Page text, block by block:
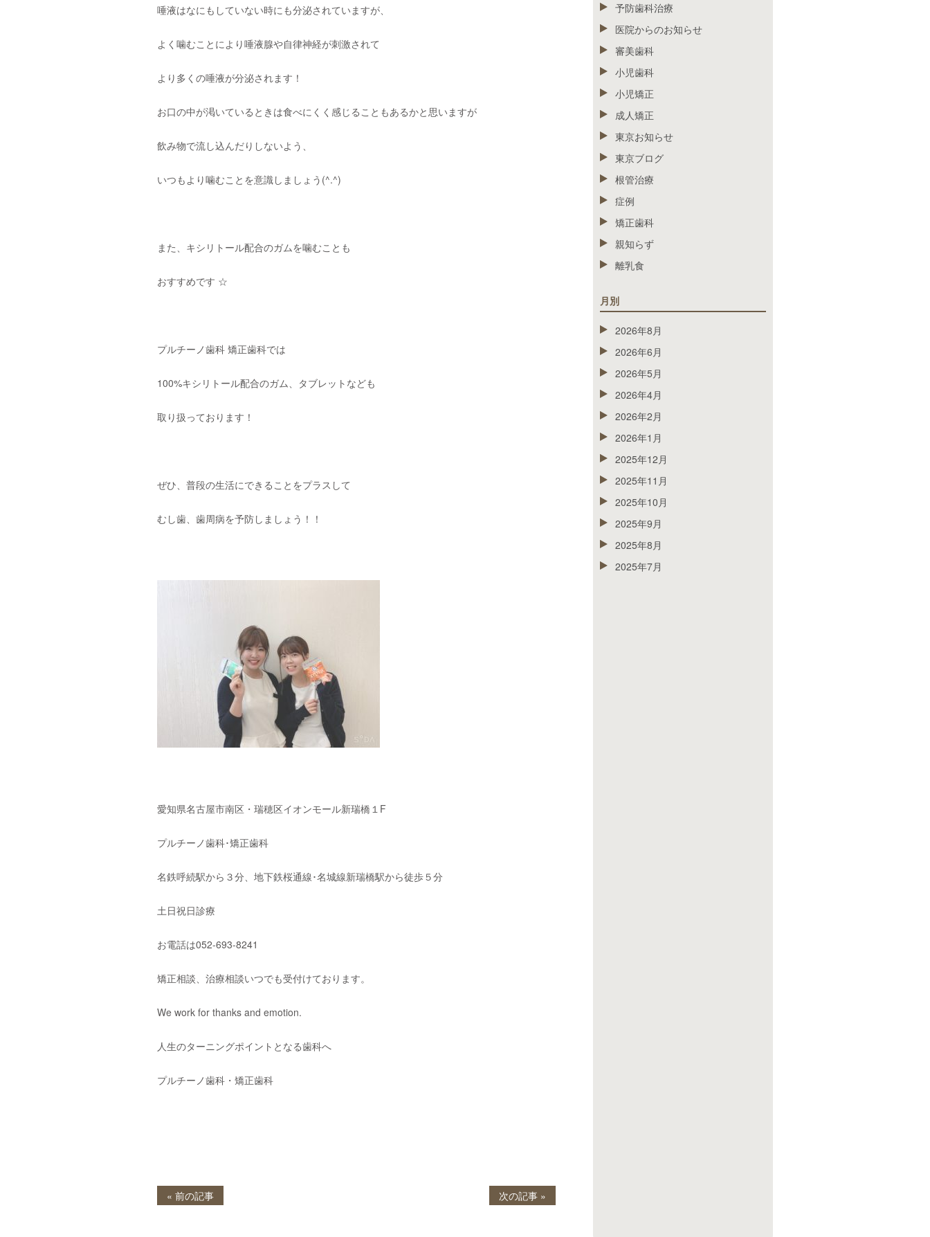
唾液はなにもしていない時にも分泌されていますが、
よく噛むことにより唾液腺や自律神経が刺激されて
より多くの唾液が分泌されます！
お口の中が渇いているときは食べにくく感じることもあるかと思いますが
飲み物で流し込んだりしないよう、
いつもより噛むことを意識しましょう(^.^)
また、キシリトール配合のガムを噛むことも
おすすめです ☆
プルチーノ歯科 矯正歯科では
100%キシリトール配合のガム、タブレットなども
取り扱っております！
ぜひ、普段の生活にできることをプラスして
むし歯、歯周病を予防しましょう！！
愛知県名古屋市南区・瑞穂区イオンモール新瑞橋１ F
プルチーノ歯科･矯正歯科
名鉄呼続駅から３分、地下鉄桜通線･名城線新瑞橋駅から徒歩５分
土日祝日診療
お電話は052-693-8241
矯正相談、治療相談いつでも受付けております。
We work for thanks and emotion.
人生のターニングポイントとなる歯科へ
プルチーノ歯科・矯正歯科
« 前の記事 次の記事 »
予防歯科治療
医院からのお知らせ
審美歯科
小児歯科
小児矯正
成人矯正
東京お知らせ
東京ブログ
根管治療
症例
矯正歯科
親知らず
離乳食
月別
2026年8月
2026年6月
2026年5月
2026年4月
2026年2月
2026年1月
2025年12月
2025年11月
2025年10月
2025年9月
2025年8月
2025年7月